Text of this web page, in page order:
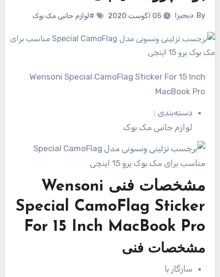
By دیجیزا 05 آگوست 2020 #لوازم جانبی مک بوک
Wensoni Special CamoFlag Sticker For 15 Inch
MacBook Pro
دسته‌بندی:
لوازم جانبی مک بوک
مشخصات فنی Wensoni
Special CamoFlag Sticker
For 15 Inch MacBook Pro
مشخصات فنی
سازگار با